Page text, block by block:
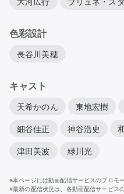
色彩設計
長谷川美穂
キャスト
天希かのん 東地宏樹
細谷佳正 神谷浩史
津田美波 緑川光
※本ページには動画配信サービスのプロモ
※最新の配信状況は、各動画配信サービス